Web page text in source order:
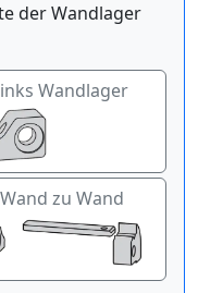
der Wandlager
Wandlager
Wand zu Wand